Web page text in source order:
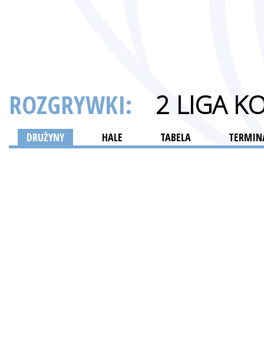
ROZGRYWKI: 2 LIGA
DRUŻYNY HALE TABELA